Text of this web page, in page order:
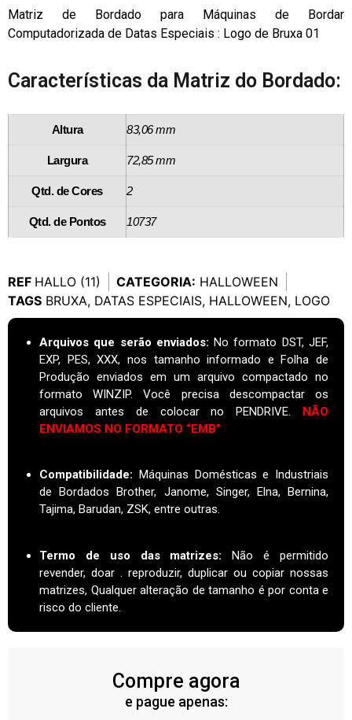
Matriz de Bordado para Máquinas de Bordar
Computadorizada de Datas Especiais : Logo de Bruxa 01
Características da Matriz do Bordado:
Altura 83,06 mm
Largura 72,85 mm
Qtd. de Cores 2
Qtd. de Pontos 10737
REF HALLO (11) CATEGORIA: HALLOWEEN
TAGS BRUXA, DATAS ESPECIAIS, HALLOWEEN, LOGO
Arquivos que serão enviados: No formato DST, JEF,
EXP, PES, XXX, nos tamanho informado e Folha de
Produção enviados em um arquivo compactado no
formato WINZIP. Você precisa descompactar os
arquivos antes de colocar no PENDRIVE. NÃO
ENVIAMOS NO FORMATO “EMB”
Compatibilidade: Máquinas Domésticas e Industriais
de Bordados Brother, Janome, Singer, Elna, Bernina,
Tajima, Barudan, ZSK, entre outras.
Termo de uso das matrizes:
Não é permitido
revender, doar . reproduzir, duplicar ou copiar nossas
matrizes, Qualquer alteração de tamanho é por conta e
risco do cliente.
Compre agora
e pague apenas: